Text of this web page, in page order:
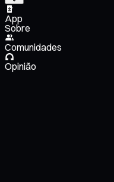
App
Sobre
Comunidades
Opinião